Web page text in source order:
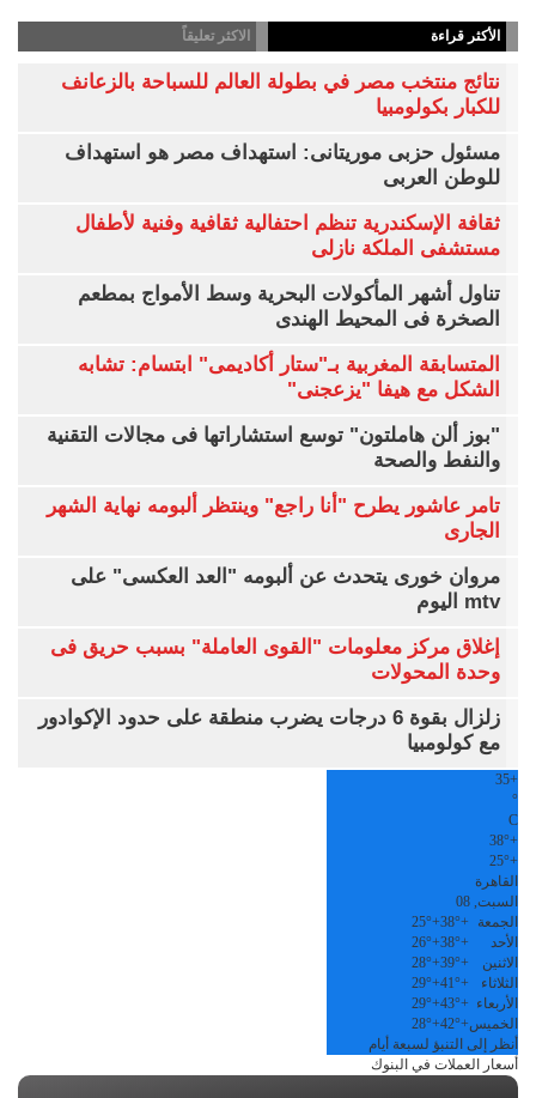
الأكثر قراءة الاكثر تعليقاً
نتائج منتخب مصر في بطولة العالم للسباحة بالزعانف
للكبار بكولومبيا
مسئول حزبى موريتانى: استهداف مصر هو استهداف
للوطن العربى
ثقافة الإسكندرية تنظم احتفالية ثقافية وفنية لأطفال
مستشفى الملكة نازلى
تناول أشهر المأكولات البحرية وسط الأمواج بمطعم
الصخرة فى المحيط الهندى
المتسابقة المغربية بـ"ستار أكاديمى" ابتسام: تشابه
الشكل مع هيفا "يزعجنى"
"بوز ألن هاملتون" توسع استشاراتها فى مجالات التقنية
والنفط والصحة
تامر عاشور يطرح "أنا راجع" وينتظر ألبومه نهاية الشهر
الجارى
مروان خورى يتحدث عن ألبومه "العد العكسى" على
mtv اليوم
إغلاق مركز معلومات "القوى العاملة" بسبب حريق فى
وحدة المحولات
زلزال بقوة 6 درجات يضرب منطقة على حدود الإكوادور
مع كولومبيا
+
35
°
C
+
38°
+
25°
القاهرة
السبت, 08
الجمعة
+
38°
+
25°
الأحد
+
38°
+
26°
الاثنين
+
39°
+
28°
الثلاثاء
+
41°
+
29°
الأربعاء +
43°
+
29°
الخميس+
42°
+
28°
أنظر إلى التنبؤ لسبعة أيام
أسعار العملات في البنوك